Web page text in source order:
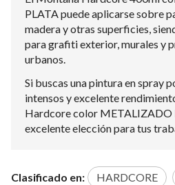
PLATA puede aplicarse sobre
madera y otras superficies,
para grafiti exterior, murales y
urbanos.
Si buscas una pintura en spray
intensos y excelente
Hardcore color METALIZADO
excelente elección para tus
Clasificado en: HARDCORE